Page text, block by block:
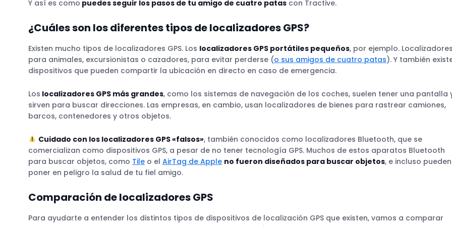
Y así es como puedes seguir los pasos de tu amigo de cuatro patas con Tractive.
¿Cuáles son los diferentes tipos de localizadores GPS?
Existen mucho tipos de localizadores GPS. Los localizadores GPS portátiles pequeños, por ejemplo. Localizadores
para animales, excursionistas o cazadores, para evitar perderse (o sus amigos de cuatro patas). Y también
dispositivos que pueden compartir la ubicación en directo en caso de emergencia.
Los localizadores GPS más grandes, como los sistemas de navegación de los coches, suelen tener una pantalla
sirven para buscar direcciones. Las empresas, en cambio, usan localizadores de bienes para rastrear camiones,
barcos, contenedores y otros objetos.
Cuidado con los localizadores GPS «falsos», también conocidos como localizadores Bluetooth, que se
comercializan como dispositivos GPS, a pesar de no tener tecnología GPS. Muchos de estos aparatos Bluetooth
para buscar objetos, como Tile o el AirTag de Apple no fueron diseñados para buscar objetos, e incluso pueden
poner en peligro la salud de tu fiel amigo.
Comparación de localizadores GPS
Para ayudarte a entender los distintos tipos de dispositivos de localización GPS que existen, vamos a comparar